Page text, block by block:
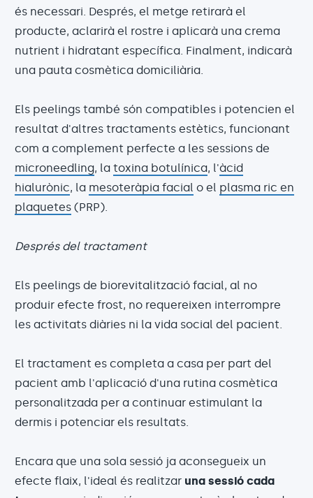
és necessari. Després, el metge retirarà el
producte, aclarirà el rostre i aplicarà una crema
nutrient i hidratant específica. Finalment, indicarà
una pauta cosmètica domiciliària.
Els peelings també són compatibles i potencien el
resultat d'altres tractaments estètics, funcionant
com a complement perfecte a les sessions de
microneedling, la toxina botulínica, l'àcid
hialurònic, la mesoteràpia facial o el plasma ric en
plaquetes (PRP).
Després del tractament
Els peelings de biorevitalització facial, al no
produir efecte frost, no requereixen interrompre
les activitats diàries ni la vida social del pacient.
El tractament es completa a casa per part del
pacient amb l'aplicació d'una rutina cosmètica
personalitzada per a continuar estimulant la
dermis i potenciar els resultats.
Encara que una sola sessió ja aconsegueix un
efecte flaix, l'ideal és realitzar una sessió cada